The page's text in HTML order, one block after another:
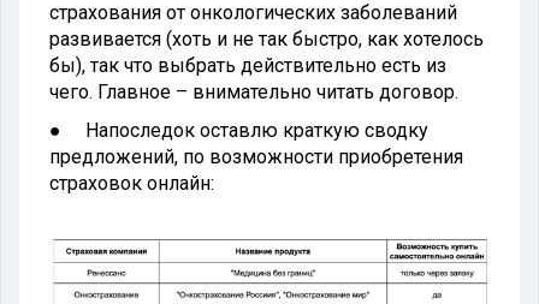
страхования от онкологических заболеваний
развивается (хоть и не так быстро, как хотелось
бы), так что выбрать действительно есть из
чего. Главное – внимательно читать договор.
● Напоследок оставлю краткую сводку
предложений, по возможности приобретения
страховок онлайн: